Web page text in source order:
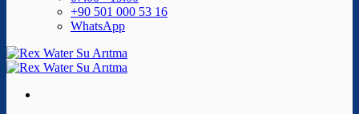
+90 501 000 53 16
WhatsApp